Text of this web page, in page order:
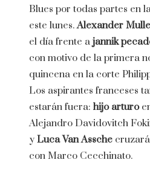
Blues por todas partes en
este lunes.Alexander
el día frente a jannik
con motivo de la primera
quincena en la corte
Los aspirantes franceses
estarán fuera: hijo arturo
Alejandro Davidovitch
y Luca Van Assche
con Marco Cecchinato.